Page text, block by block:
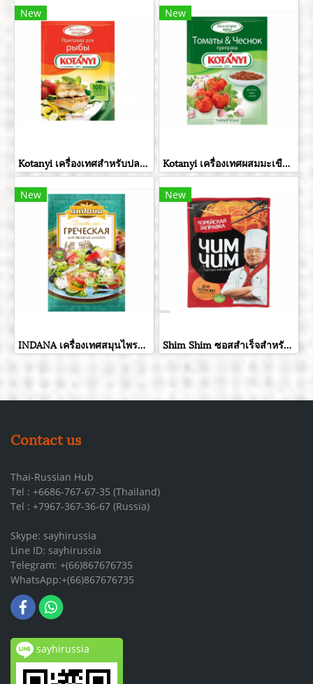
New
Kotanyi เครื่องเทศสำหรับปลา ขนาด 26 กรัม
New
Kotanyi เครื่องเทศผสมมะเขือเทศและกระเทียมอบแห้ง ขนาด 20 กรัม
New
INDANA เครื่องเทศสมุนไพรกรีกสลัด ขนาด 15 กรัม
New
Shim Shim ซอสสำเร็จสำหรับปรุงสลัดแครอท ขนาด 60 กรัม
Contact us
Thai-Russian Hub
Tel : +6686-767-67-35 (Thailand)
Tel : +7967-367-36-67 (Russia)
Skype: sayhirussia
Line ID: sayhirussia
Telegram: +(66)867676735
WhatsApp:+(66)867676735
sayhirussia